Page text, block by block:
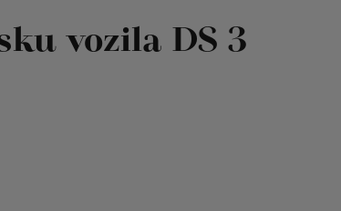
vozila DS 3